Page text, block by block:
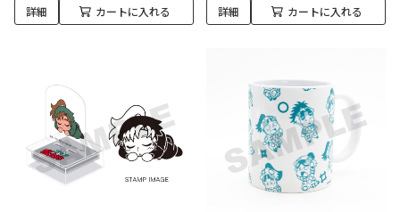
詳細 カートに入れる 詳細 カートに入れる